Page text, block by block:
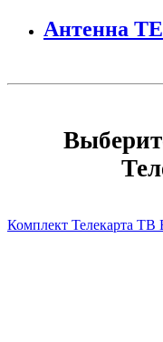
Антенна
Комплект Телекарта ТВ